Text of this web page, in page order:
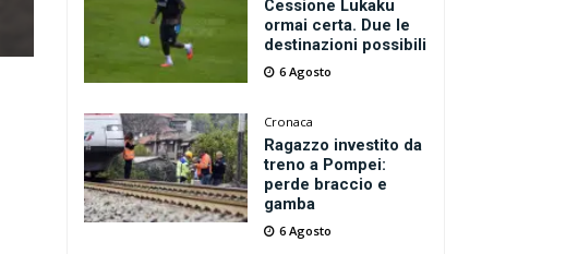
Cessione Lukaku
ormai certa. Due le
destinazioni possibili
6 Agosto
Cronaca
Ragazzo investito da
treno a Pompei:
perde braccio e
gamba
6 Agosto